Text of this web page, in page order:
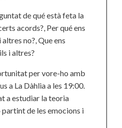
de qué està feta la
acords?, Per qué ens
no?, Que ens
i altres?
per vore-ho amb
a La Dàhlia a les 19:00.
a estudiar la teoria
de les emocions i